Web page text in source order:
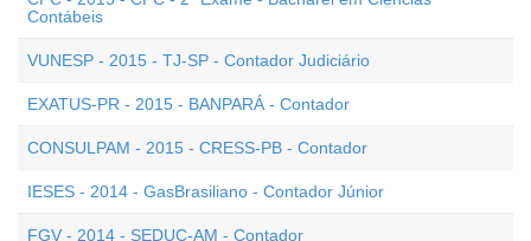
Contábeis
VUNESP - 2015 - TJ-SP - Contador Judiciário
EXATUS-PR - 2015 - BANPARÁ - Contador
CONSULPAM - 2015 - CRESS-PB - Contador
IESES - 2014 - GasBrasiliano - Contador Júnior
FGV - 2014 - SEDUC-AM - Contador